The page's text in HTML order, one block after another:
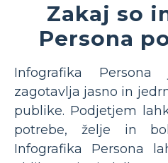
Zakaj so
Persona
Infografika
zagotavlja jasno in
publike. Podjetjem
potrebe, želje in
Infografika Persona